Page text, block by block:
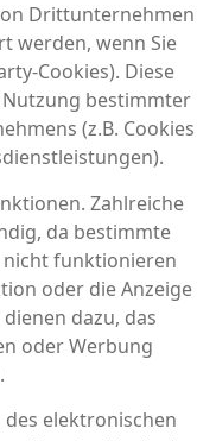
Drittunternehmen
werden, wenn Sie
Cookies). Diese
bestimmter
(z.B. Cookies
Zahlreiche
da bestimmte
funktionieren
oder die Anzeige
dazu, das
oder Werbung
elektronischen